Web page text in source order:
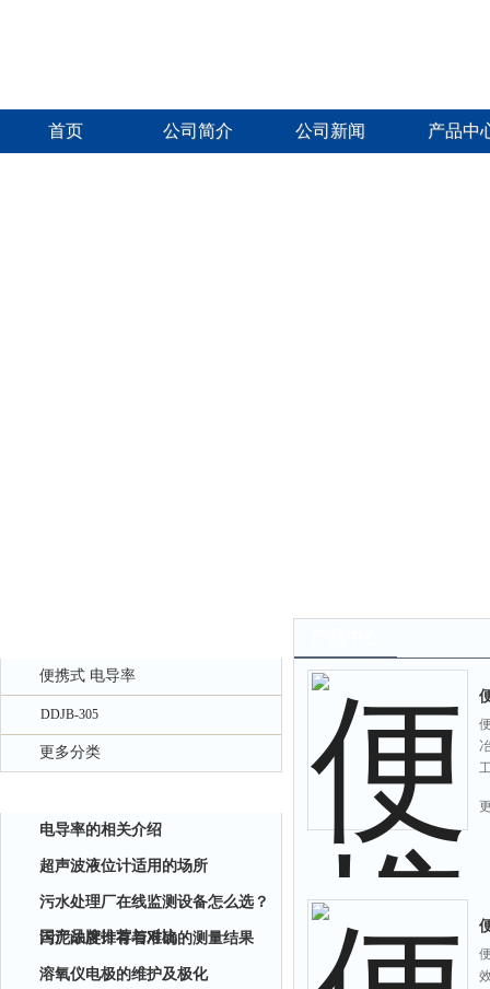
首页 公司简介 公司新闻 产品中
便携式 电导率
DDJB-305
更多分类
电导率的相关介绍
超声波液位计适用的场所
污水处理厂在线监测设备怎么选？
国产品牌推荐与对比
污泥浓度计有着准确的测量结果
溶氧仪电极的维护及极化